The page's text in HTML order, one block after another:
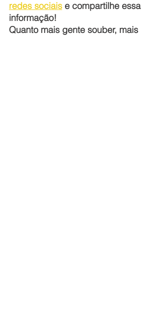
redes sociais e compartilhe essa
informação!
Quanto mais gente souber, mais